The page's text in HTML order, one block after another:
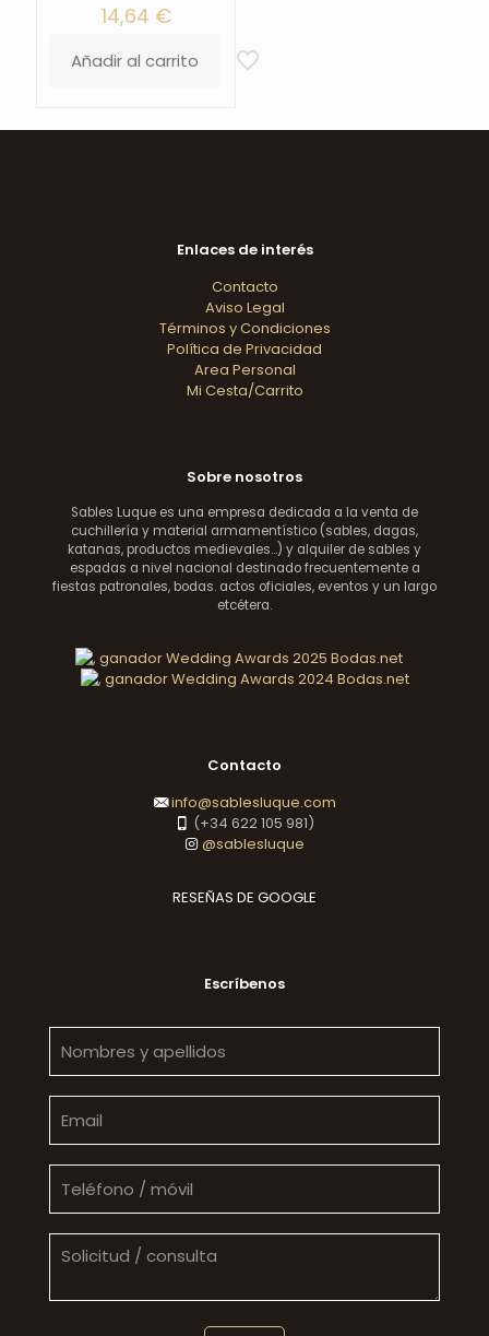
14,64 €
Añadir al carrito
Enlaces de interés
Contacto
Aviso Legal
Términos y Condiciones
Política de Privacidad
Area Personal
Mi Cesta/Carrito
Sobre nosotros
Sables Luque es una empresa dedicada a la venta de
cuchillería y material armamentístico (sables, dagas,
katanas, productos medievales...) y alquiler de sables y
espadas a nivel nacional destinado frecuentemente a
fiestas patronales, bodas. actos oficiales, eventos y un largo
etcétera.
Contacto
info@sablesluque.com
(+34 622 105 981)
@sablesluque
RESEÑAS DE GOOGLE
Escríbenos